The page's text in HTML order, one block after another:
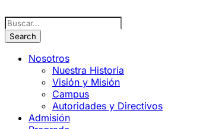
Nosotros
Nuestra Historia
Visión y Misión
Campus
Autoridades y Directivos
Admisión